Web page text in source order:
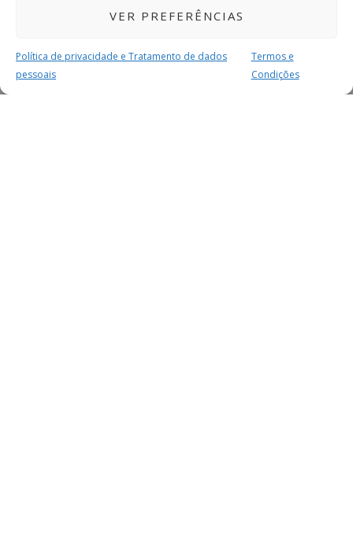
VER PREFERÊNCIAS
Política de privacidade e Tratamento de dados
pessoais
Termos e
Condições